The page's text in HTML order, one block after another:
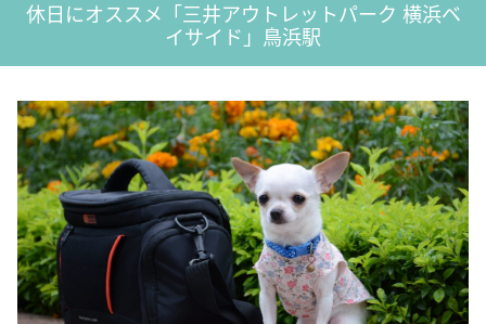
休日にオススメ「三井アウトレットパーク 横浜ベ
イサイド」鳥浜駅